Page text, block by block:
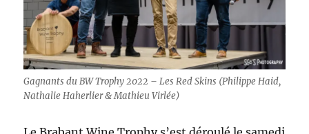
Gagnants du BW Trophy 2022 – Les Red Skins (Philippe Haid,
Nathalie Haherlier & Mathieu Virlée)